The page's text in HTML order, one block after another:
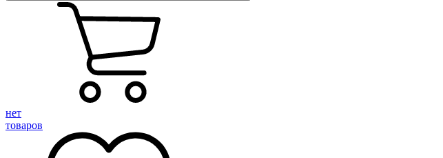
нет
товаров